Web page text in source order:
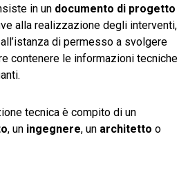
in un documento di progetto
alla realizzazione degli interventi,
di permesso a svolgere
contenere le informazioni tecniche
tecnica è compito di un
, un ingegnere, un architetto o